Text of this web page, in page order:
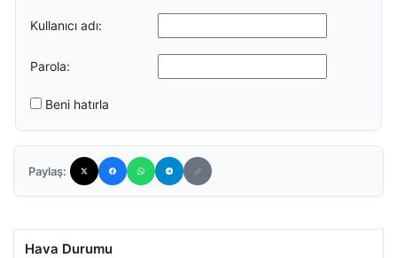
Kullanıcı adı:
Parola:
Beni hatırla
Paylaş:
Hava Durumu